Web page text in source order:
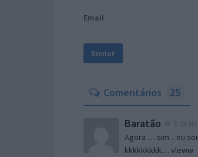
Email
Comentários 25
Baratão
Agora … sim .. eu
kkkkkkkkk… vleww